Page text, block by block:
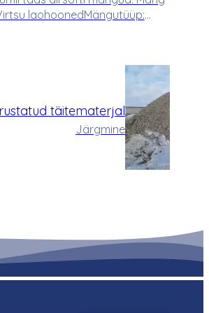
laohoonedMängutüüp:
15 eurot (kohapeal
täitematerjal
Järgmine